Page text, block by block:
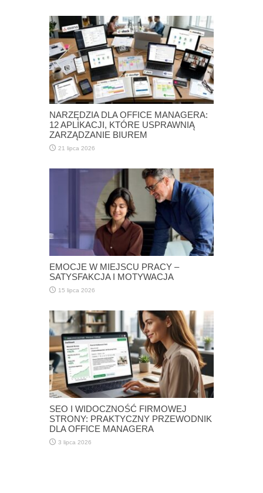
NARZĘDZIA DLA OFFICE MANAGERA:
12 APLIKACJI, KTÓRE USPRAWNIĄ
ZARZĄDZANIE BIUREM
21 lipca 2026
EMOCJE W MIEJSCU PRACY –
SATYSFAKCJA I MOTYWACJA
15 lipca 2026
SEO I WIDOCZNOŚĆ FIRMOWEJ
STRONY: PRAKTYCZNY PRZEWODNIK
DLA OFFICE MANAGERA
3 lipca 2026